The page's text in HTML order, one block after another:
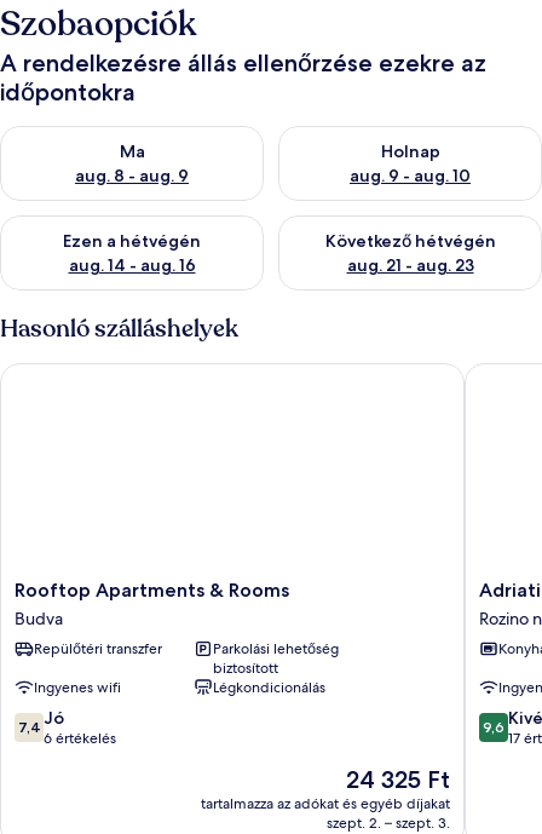
Szobaopciók
A rendelkezésre állás ellenőrzése ezekre az
időpontokra
Ma
aug. 8 - aug. 9
A ma esti rendelkezésre állás ellenőrzése: aug. 8 - aug. 9
Holnap
aug. 9 - aug. 10
A holnapi rendelkezésre állás
Ezen a hétvégén
aug. 14 - aug. 16
A mostani hétvégi rendelkezésre állás ellenőrzése: aug. 14 -
Következő hétvégén
aug. 21 - aug. 23
A következő hétvégi
Hasonló szálláshelyek
Rooftop
Apartments
&
Rooms
Rooftop Apartments & Rooms
Budva
Repülőtéri transzfer
Parkolási lehetőség
biztosított
Ingyenes wifi
Légkondicionálás
7.4
ennyiből:
7,4 Jó
6 értékelés
Az
ár
24 325 Ft
24 325 Ft
tartalmazza az adókat és egyéb díjakat
szept. 2. – szept. 3.
Rooftop Apartments & Rooms
Adriatik
Budva
Rozino
Rozino
9.6
9,6
17
Adriatik